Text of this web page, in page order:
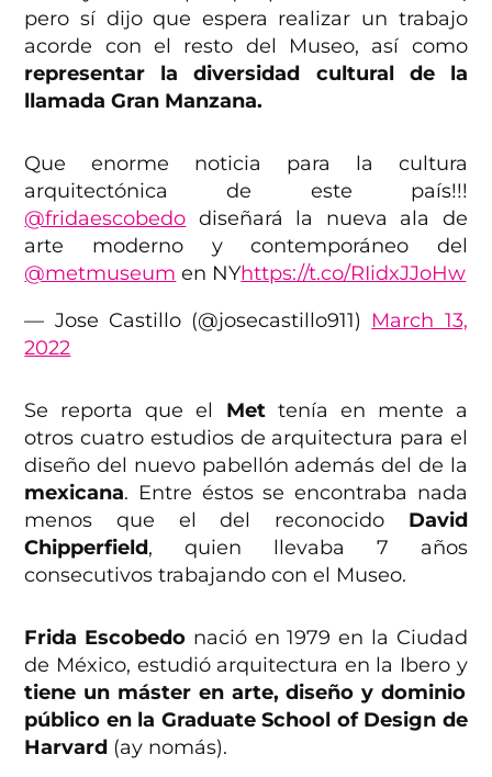
pero sí dijo que espera realizar un trabajo
acorde con el resto del Museo, así como
representar la diversidad cultural de la
llamada Gran Manzana.
Que enorme noticia para la cultura
arquitectónica de este país!!!
@fridaescobedo diseñará la nueva ala de
arte moderno y contemporáneo del
@metmuseum en NYhttps://t.co/RIidxJJoHw
— Jose Castillo (@josecastillo911) March 13,
2022
Se reporta que el Mettenía en mente a
otros cuatro estudios de arquitectura para el
diseño del nuevo pabellón además del de la
mexicana. Entre éstos se encontraba nada
menos que el del reconocido David
Chipperfield, quien llevaba 7 años
consecutivos trabajando con el Museo.
Frida Escobedo nació en 1979 en la Ciudad
de México, estudió arquitectura en la Ibero y
tiene un máster en arte, diseño y dominio
público en la Graduate School of Design de
Harvard (ay nomás).